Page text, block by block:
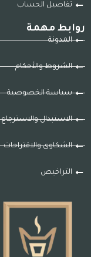
تفاصيل الحساب
روابط مهمة
المدونة
الشروط والأحكام
سياسة الخصوصية
الاستبدال والاسترجاع
الشكاوى والاقتراحات
التراخيص